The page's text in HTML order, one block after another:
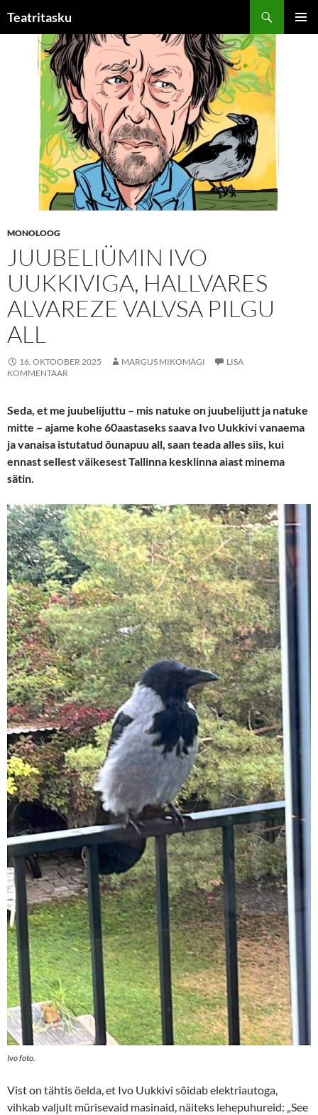
sisu
Teatritasku
MONOLOOG
JUUBELIÜMIN IVO
UUKKIVIGA, HALLVARES
ALVAREZE VALVSA PILGU
ALL
16. OKTOOBER 2025 MARGUS MIKOMÄGI
LISA
KOMMENTAAR
Seda, et me juubelijuttu – mis natuke on juubelijutt ja natuke
mitte – ajame kohe 60aastaseks saava Ivo Uukkivi vanaema
ja vanaisa istutatud õunapuu all, saan teada alles siis, kui
ennast sellest väikesest Tallinna kesklinna aiast minema
sätin.
Ivo foto.
Vist on tähtis öelda, et Ivo Uukkivi sõidab elektriautoga,
vihkab valjult mürisevaid masinaid, näiteks lehepuhureid: „See